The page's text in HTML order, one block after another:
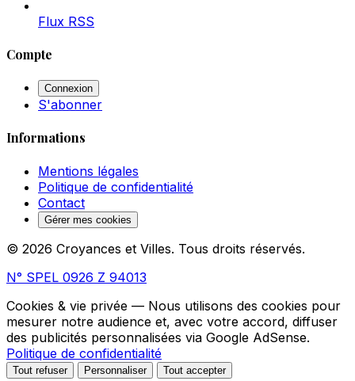
Flux RSS
Compte
Connexion
S'abonner
Informations
Mentions légales
Politique de confidentialité
Contact
Gérer mes cookies
© 2026 Croyances et Villes. Tous droits réservés.
N° SPEL 0926 Z 94013
Cookies & vie privée — Nous utilisons des cookies pour
mesurer notre audience et, avec votre accord, diffuser
des publicités personnalisées via Google AdSense.
Politique de confidentialité
Tout refuser Personnaliser Tout accepter